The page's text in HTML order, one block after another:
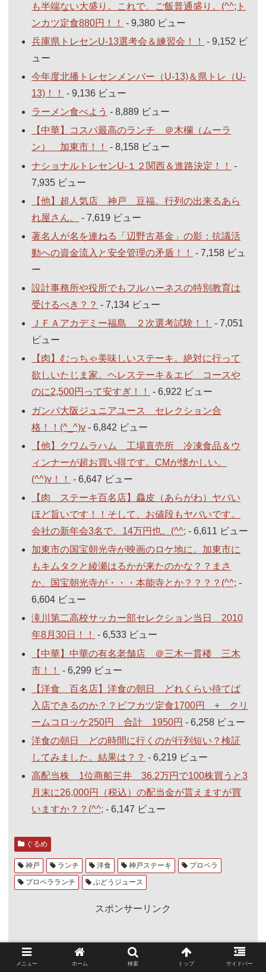
も半端ない大盛り。これで、ご飯普通盛り。(^^;ト
ンカツ定食880円！！
- 9,380 ビュー
兵庫県トレセンU-13選考会＆練習会！！
- 9,152 ビ
ュー
今年度北播トレセンメンバー（U-13)＆県トレ（U-
13)！！
- 9,136 ビュー
ラーメン食べよう - 8,889 ビュー
【中華】コスパ最高のランチ ＠木欄（ムーラ
ン） 加東市！！
- 8,158 ビュー
ナショナルトレセンU-１２関西＆進路決定！！
-
7,935 ビュー
【他】超人気店 神戸 豆福。行列の出来るあら
れ屋さん。
- 7,619 ビュー
著名人が名を連ねる「辺野古基金」の影：抗議活
動への資金流入と安全管理の矛盾！！
- 7,158 ビュ
ー
設計事務所や役所でもフルハーネスの特別教育は
受けるべき？？ - 7,134 ビュー
ＪＦＡアカデミー福島 ２次選考試験！！
- 7,051
ビュー
【肉】むっちゃ美味しいステーキ。絶対に行って
欲しいたじま家。ヘレステーキ＆エビ コースや
のに2,500円って安すぎ！！
- 6,922 ビュー
ガンバ大阪ジュニアユース セレクション合
格！！(^_^)v - 6,842 ビュー
【他】クワムラハム 工場直売所 冷凍食品＆ウ
ィンナーが超お買い得です。CMが懐かしい。
(^^)v！！
- 6,647 ビュー
【肉 ステーキ百名店】麤皮（あらがわ）ヤバい
ほど旨いです！！そして、お値段もヤバいです。
会社の新年会3名で、14万円也。(^^; - 6,611 ビュー
加東市の国宝朝光寺が映画のロケ地に。加東市に
もキムタクと綾瀬はるかが来たのかな？？まさ
か、国宝朝光寺が・・・本能寺とか？？？？(^^; -
6,604 ビュー
滝川第二高校サッカー部セレクション当日 2010
年8月30日！！
- 6,533 ビュー
【中華】中華の有名老舗店 ＠三木一貫楼 三木
市！！
- 6,299 ビュー
【洋食 百名店】洋食の朝日 どれくらい待てば
入店できるのか？？ビフカツ定食1700円 + クリ
ームコロッケ250円 合計 1950円 - 6,258 ビュー
洋食の朝日 どの時間に行くのが行列短い？検証
してみました。結果は？？ - 6,219 ビュー
高配当株 1位商船三井 36.2万円で100株買うと3
月末に26,000円（税込）の配当金が貰えますが買
いますか？？(^^; - 6,147 ビュー
ぐるめ
神戸 ランチ 洋食 神戸ステーキ
プロペラ
プロペラランチ
ぶどうジュース
スポンサーリンク
メニュー ホーム 検索 トップ サイドバー